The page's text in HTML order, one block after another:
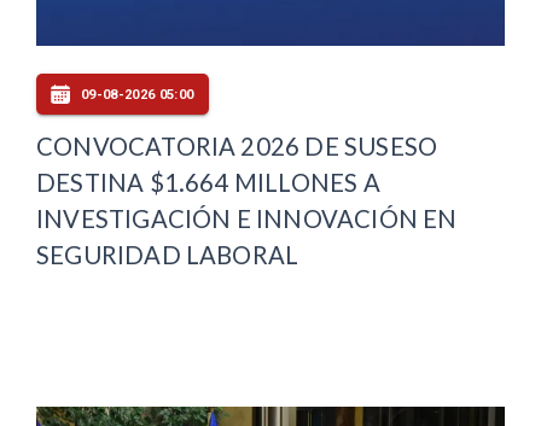
09-08-2026 05:00
CONVOCATORIA 2026 DE SUSESO
DESTINA $1.664 MILLONES A
INVESTIGACIÓN E INNOVACIÓN EN
SEGURIDAD LABORAL